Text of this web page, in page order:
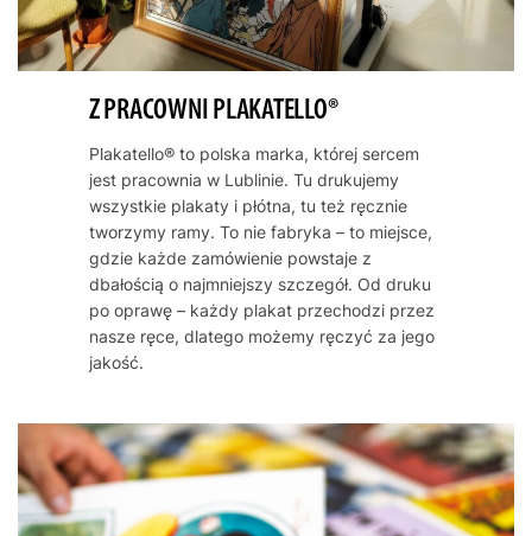
Z PRACOWNI PLAKATELLO®
Plakatello® to polska marka, której sercem
jest pracownia w Lublinie. Tu drukujemy
wszystkie plakaty i płótna, tu też ręcznie
tworzymy ramy. To nie fabryka – to miejsce,
gdzie każde zamówienie powstaje z
dbałością o najmniejszy szczegół. Od druku
po oprawę – każdy plakat przechodzi przez
nasze ręce, dlatego możemy ręczyć za jego
jakość.